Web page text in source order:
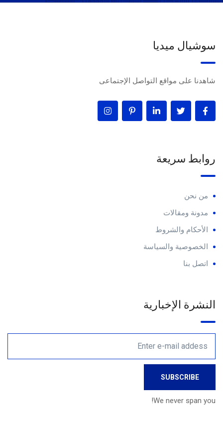
سوشيال ميديا
شاهدنا على مواقع التواصل الإجتماعى
روابط سريعة
من نحن
مدونة ومقالات
الأحكام والشروط
الخصوصية والسياسة
اتصل بنا
النشرة الإخبارية
We never span you!